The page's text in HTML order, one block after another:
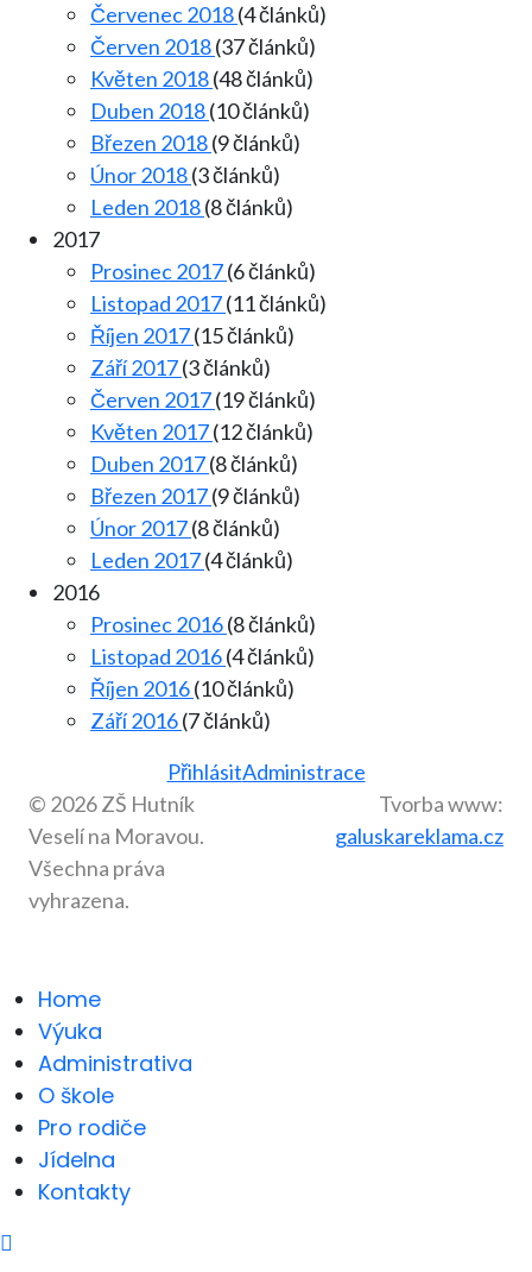
Červenec 2018(4 článků)
Červen 2018(37 článků)
Květen 2018(48 článků)
Duben 2018(10 článků)
Březen 2018(9 článků)
Únor 2018(3 článků)
Leden 2018(8 článků)
2017
Prosinec 2017(6 článků)
Listopad 2017(11 článků)
Říjen 2017(15 článků)
Září 2017(3 článků)
Červen 2017(19 článků)
Květen 2017(12 článků)
Duben 2017(8 článků)
Březen 2017(9 článků)
Únor 2017(8 článků)
Leden 2017(4 článků)
2016
Prosinec 2016(8 článků)
Listopad 2016(4 článků)
Říjen 2016(10 článků)
Září 2016(7 článků)
PřihlásitAdministrace
© 2026 ZŠ Hutník
Veselí na Moravou.
Všechna práva
vyhrazena.
Tvorba www:
galuskareklama.cz
Home
Výuka
Administrativa
O škole
Pro rodiče
Jídelna
Kontakty